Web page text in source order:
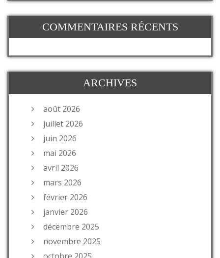
COMMENTAIRES RÉCENTS
ARCHIVES
août 2026
juillet 2026
juin 2026
mai 2026
avril 2026
mars 2026
février 2026
janvier 2026
décembre 2025
novembre 2025